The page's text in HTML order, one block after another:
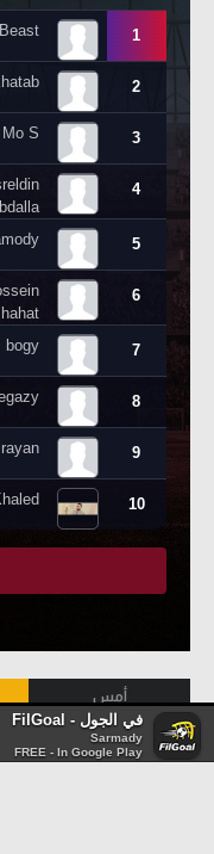
أمس
الدوري البرتغالي1 مباراة
في الجول - FilGoal
Sarmady
FREE - In Google Play